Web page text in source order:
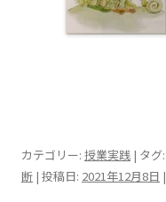
カテゴリー: 授業実践 | タグ:
断 | 投稿日: 2021年12月8日 |